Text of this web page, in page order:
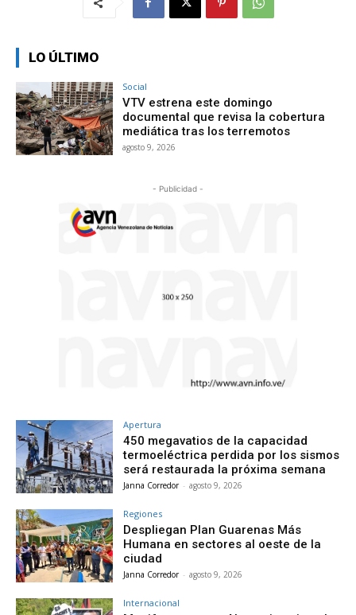
LO ÚLTIMO
Social
VTV estrena este domingo
documental que revisa la cobertura
mediática tras los terremotos
agosto 9, 2026
- Publicidad -
Apertura
450 megavatios de la capacidad
termoeléctrica perdida por los sismos
será restaurada la próxima semana
Janna Corredor - agosto 9, 2026
Regiones
Despliegan Plan Guarenas Más
Humana en sectores al oeste de la
ciudad
Janna Corredor - agosto 9, 2026
Internacional